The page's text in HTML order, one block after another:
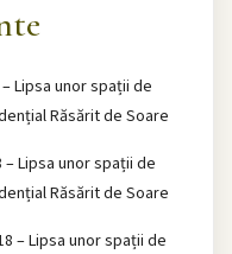
– Lipsa unor spații de
Răsărit de Soare
– Lipsa unor spații de
Răsărit de Soare
– Lipsa unor spații de